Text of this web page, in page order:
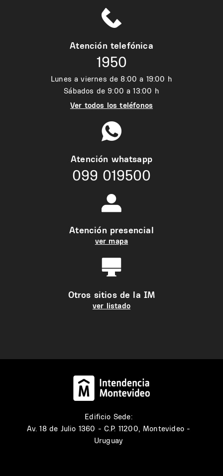
Atención telefónica
1950
Lunes a viernes de 8:00 a 19:00 h
Sábados de 9:00 a 13:00 h
Ver todos los teléfonos
Atención whatsapp
099 019500
Atención presencial
ver mapa
Otros sitios de la IM
ver listado
Edificio Sede:
Av. 18 de Julio 1360 - C.P. 11200, Montevideo -
Uruguay